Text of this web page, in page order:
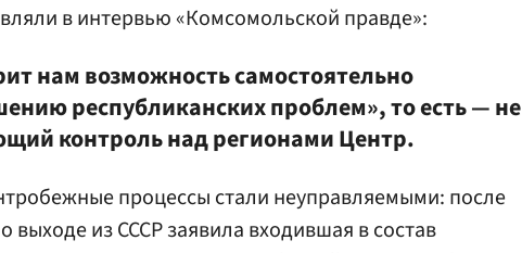
в интервью «Комсомольской правде»:
нам возможность самостоятельно
республиканских проблем», то есть — не
контроль над регионами Центр.
процессы стали неуправляемыми: после
о выходе из СССР заявила входившая в состав